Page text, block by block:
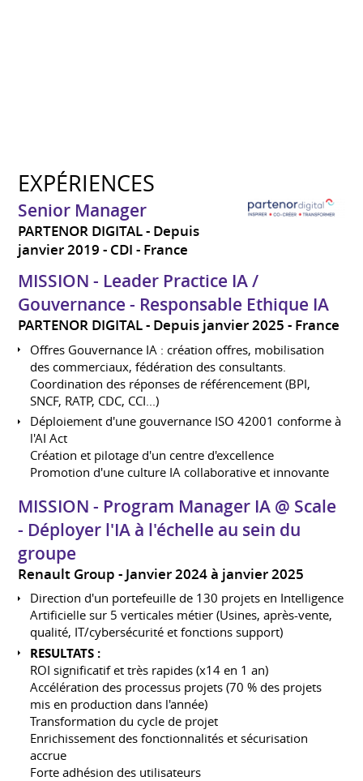
EXPÉRIENCES
Senior Manager
PARTENOR DIGITAL
Depuis
janvier 2019 CDI France
MISSION - Leader Practice IA /
Gouvernance - Responsable Ethique IA
PARTENOR DIGITAL Depuis janvier 2025 France
Offres Gouvernance IA : création offres, mobilisation
des commerciaux, fédération des consultants.
Coordination des réponses de référencement (BPI,
SNCF, RATP, CDC, CCI...)
Déploiement d'une gouvernance ISO 42001 conforme à
l'AI Act
Création et pilotage d'un centre d'excellence
Promotion d'une culture IA collaborative et innovante
MISSION - Program Manager IA @ Scale
- Déployer l'IA à l'échelle au sein du
groupe
Renault Group Janvier 2024 à janvier 2025
Direction d'un portefeuille de 130 projets en Intelligence
Artificielle sur 5 verticales métier (Usines, après-vente,
qualité, IT/cybersécurité et fonctions support)
RESULTATS :
ROI significatif et très rapides (x14 en 1 an)
Accélération des processus projets (70 % des projets
mis en production dans l'année)
Transformation du cycle de projet
Enrichissement des fonctionnalités et sécurisation
accrue
Forte adhésion des utilisateurs